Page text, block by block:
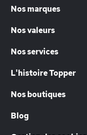
Nos marques
Nos valeurs
Nos services
L'histoire Topper
Nos boutiques
Blog